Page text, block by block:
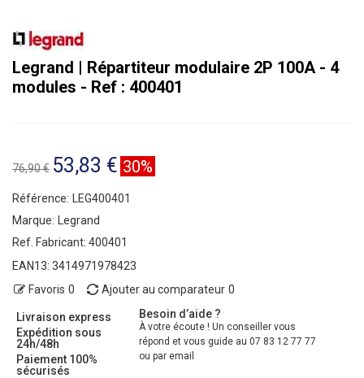
Legrand | Répartiteur modulaire 2P 100A - 4
modules - Ref : 400401
76,90 € 53,83 € 30%
Référence:
LEG400401
Marque:
Legrand
Ref. Fabricant: 400401
EAN13: 3414971978423
Favoris 0 Ajouter au comparateur 0
Livraison express
Expédition sous
24h/48h
Paiement 100%
sécurisés
Besoin d’aide ?
À votre écoute ! Un conseiller vous
répond et vous guide au 07 83 12 77 77
ou par email